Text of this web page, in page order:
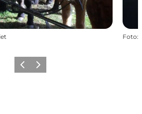
Foto:
ForrigeNæste